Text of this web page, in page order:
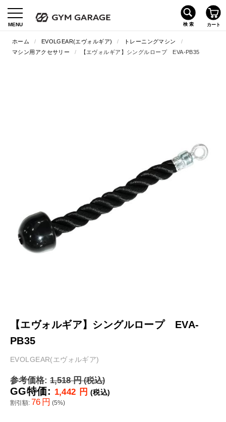
ホーム / EVOLGEAR(エヴォルギア) / トレーニングマシン
/
マシン用アクセサリー
/ 【エヴォルギア】シングルロープ EVA-PB35
【エヴォルギア】シングルロープ EVA-
PB35
EVOLGEAR(エヴォルギア)
参考価格: 1,518 円(税込)
GG特価: 1,442 円 (税込)
割引額: 76 円 (5%)